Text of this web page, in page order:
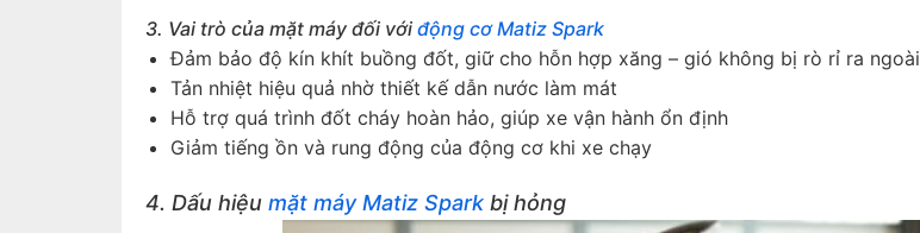
3. Vai trò của mặt máy đối với động cơ Matiz Spark
Đảm bảo độ kín khít buồng đốt, giữ cho hỗn hợp xăng – gió không bị rò rỉ ra ngoài
Tản nhiệt hiệu quả nhờ thiết kế dẫn nước làm mát
Hỗ trợ quá trình đốt cháy hoàn hảo, giúp xe vận hành ổn định
Giảm tiếng ồn và rung động của động cơ khi xe chạy
4. Dấu hiệu mặt máy Matiz Spark bị hỏng